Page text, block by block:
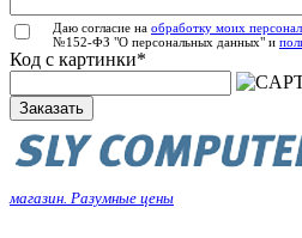
Даю согласие на обработку моих
№152-ФЗ "О персональных данных" и
Код с картинки*
Заказать
магазин. Разумные цены